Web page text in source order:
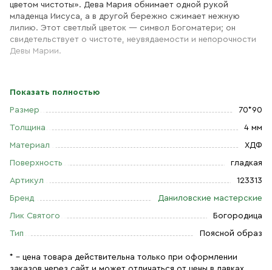
цветом чистоты». Дева Мария обнимает одной рукой
младенца Иисуса, а в другой бережно сжимает нежную
лилию. Этот светлый цветок — символ Богоматери; он
свидетельствует о чистоте, неувядаемости и непорочности
Девы Марии.
Показать полностью
Размер 70*90
Толщина 4 мм
Материал ХДФ
Поверхность гладкая
Артикул 123313
Бренд Даниловские мастерские
Лик Святого Богородица
Тип Поясной образ
* – цена товара действительна только при оформлении